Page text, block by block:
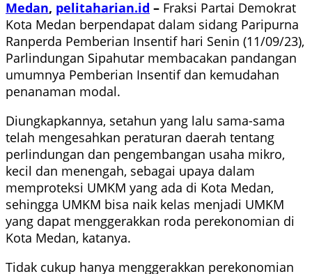
Medan, pelitaharian.id – Fraksi Partai Demokrat
Kota Medan berpendapat dalam sidang Paripurna
Ranperda Pemberian Insentif hari Senin (11/09/23),
Parlindungan Sipahutar membacakan pandangan
umumnya Pemberian Insentif dan kemudahan
penanaman modal.
Diungkapkannya, setahun yang lalu sama-sama
telah mengesahkan peraturan daerah tentang
perlindungan dan pengembangan usaha mikro,
kecil dan menengah, sebagai upaya dalam
memproteksi UMKM yang ada di Kota Medan,
sehingga UMKM bisa naik kelas menjadi UMKM
yang dapat menggerakkan roda perekonomian di
Kota Medan, katanya.
Tidak cukup hanya menggerakkan perekonomian